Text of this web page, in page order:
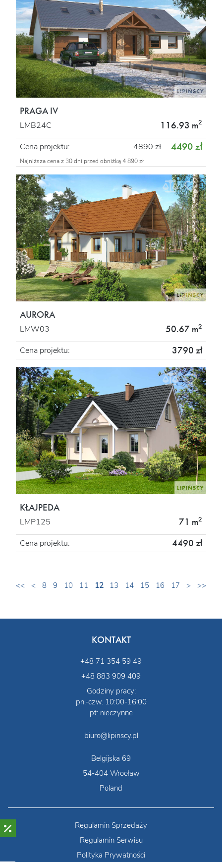
PRAGA IV
LMB24C 116.93 m2
Cena projektu: 4490 zł
4890 zł
Najniższa cena z 30 dni przed obniżką 4 890 zł
AURORA
LMW03 50.67 m2
Cena projektu: 3790 zł
KŁAJPEDA
LMP125 71 m2
Cena projektu: 4490 zł
<< < 8 9 10 11 12 13 14 15 16 17 > >>
KONTAKT
+48 71 354 59 49
+48 883 909 409
Godziny pracy:
pn.-czw. 10:00-16:00
pt: nieczynne
biuro@lipinscy.pl
Belgijska 69
54-404 Wrocław
Poland
Regulamin Sprzedaży
Regulamin Serwisu
Polityka Prywatności